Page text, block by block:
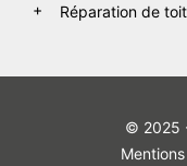
Réparation de
© 2025